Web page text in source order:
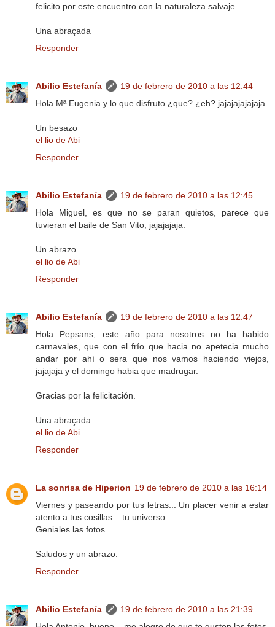
felicito por este encuentro con la naturaleza salvaje.
Una abraçada
Responder
Abilio Estefanía
19 de febrero de 2010 a las 12:44
Hola Mª Eugenia y lo que disfruto ¿que? ¿eh? jajajajajajaja.
Un besazo
el lio de Abi
Responder
Abilio Estefanía
19 de febrero de 2010 a las 12:45
Hola Miguel, es que no se paran quietos, parece que
tuvieran el baile de San Vito, jajajajaja.
Un abrazo
el lio de Abi
Responder
Abilio Estefanía
19 de febrero de 2010 a las 12:47
Hola Pepsans, este año para nosotros no ha habido
carnavales, que con el frío que hacia no apetecia mucho
andar por ahí o sera que nos vamos haciendo viejos,
jajajaja y el domingo habia que madrugar.
Gracias por la felicitación.
Una abraçada
el lio de Abi
Responder
La sonrisa de Hiperion 19 de febrero de 2010 a las 16:14
Viernes y paseando por tus letras... Un placer venir a estar
atento a tus cosillas... tu universo...
Geniales las fotos.
Saludos y un abrazo.
Responder
Abilio Estefanía
19 de febrero de 2010 a las 21:39